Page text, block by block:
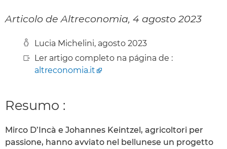
Articolo de Altreconomia, 4 agosto 2023
Lucia Michelini, agosto 2023
Ler artigo completo na página de :
altreconomia.it
Resumo :
Mirco D’Incà e Johannes Keintzel, agricoltori per
passione, hanno avviato nel bellunese un progetto